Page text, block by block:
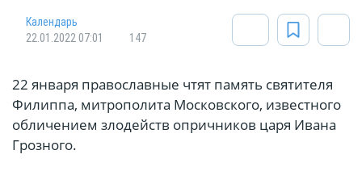
Календарь
22.01.2022 07:01
147
22 января православные чтят память святителя
Филиппа, митрополита Московского, известного
обличением злодейств опричников царя Ивана
Грозного.